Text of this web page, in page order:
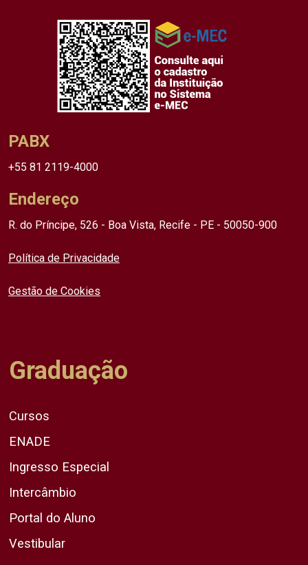
PABX
+55 81 2119-4000
Endereço
R. do Príncipe, 526 - Boa Vista, Recife - PE - 50050-900
Política de Privacidade
Gestão de Cookies
Graduação
Cursos
ENADE
Ingresso Especial
Intercâmbio
Portal do Aluno
Vestibular